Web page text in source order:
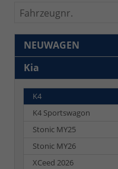
Fahrzeugnr.
NEUWAGEN
Kia
K4
K4 Sportswagon
Stonic MY25
Stonic MY26
XCeed 2026